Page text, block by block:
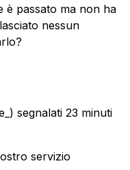
è passato ma non ha
nessun
segnalati 23 minuti
servizio